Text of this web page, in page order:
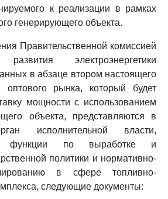
к реализации в рамках
генерирующего объекта.
Правительственной комиссией
электроэнергетики
в абзаце втором настоящего
оптового рынка, который будет
мощности с использованием
объекта, представляются в
исполнительной власти,
функции по выработке и
политики и нормативно-
в сфере топливно-
следующие документы: